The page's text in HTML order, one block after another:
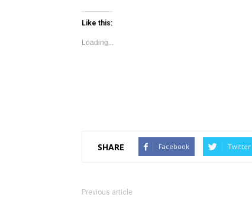
Twitter
(Opens
in
window)
Like this:
Loading...
SHARE Facebook Twitter
Previous article